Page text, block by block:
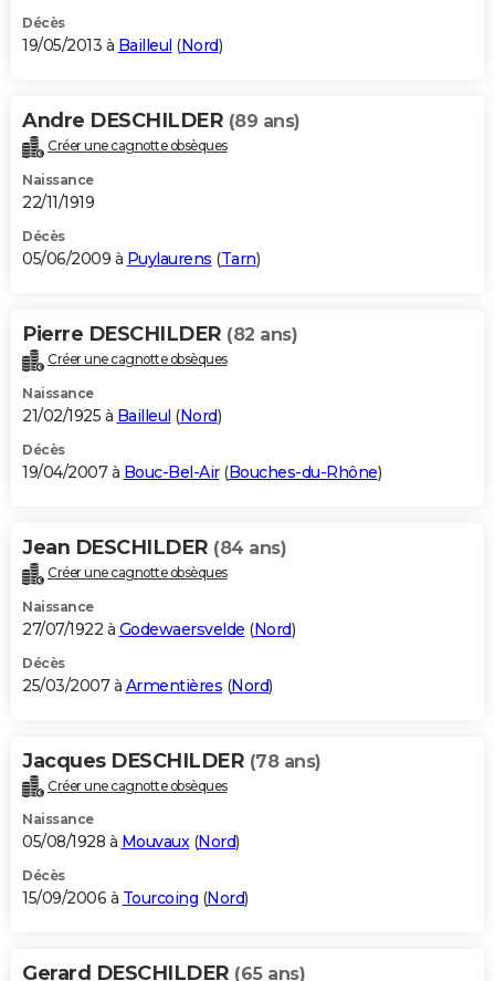
Décès
19/05/2013 à Bailleul (Nord)
Andre DESCHILDER (89 ans)
Créer une cagnotte obsèques
Naissance
22/11/1919
Décès
05/06/2009 à Puylaurens (Tarn)
Pierre DESCHILDER (82 ans)
Créer une cagnotte obsèques
Naissance
21/02/1925 à Bailleul (Nord)
Décès
19/04/2007 à Bouc-Bel-Air(Bouches-du-Rhône)
Jean DESCHILDER (84 ans)
Créer une cagnotte obsèques
Naissance
27/07/1922 à Godewaersvelde (Nord)
Décès
25/03/2007 à Armentières (Nord)
Jacques DESCHILDER (78 ans)
Créer une cagnotte obsèques
Naissance
05/08/1928 à Mouvaux(Nord)
Décès
15/09/2006 à Tourcoing (Nord)
Gerard DESCHILDER (65 ans)